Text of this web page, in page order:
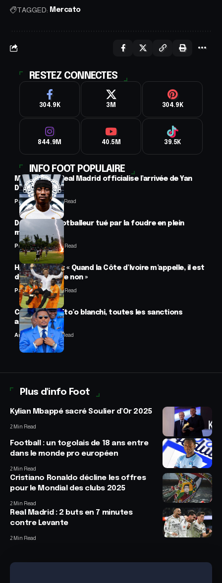
TAGGED: Mercato
RESTEZ CONNECTES
304.9K 3M 304.9K
844.9M 40.5M 39.5K
INFO FOOT POPULAIRE
Mercato : Le Real Madrid officialise l’arrivée de Yan
Diomandé
Panafrofoot1 Min Read
Drame : un footballeur tué par la foudre en plein
match
Panafrofoot2 Min Read
Hervé Renard : « Quand la Côte d’Ivoire m’appelle, il est
difficile de dire non »
Panafrofoot2 Min Read
CAF : Samuel Eto’o blanchi, toutes les sanctions
annulées
Anselme AVI2 Min Read
Plus d'info Foot
Kylian Mbappé sacré Soulier d’Or 2025
2 Min Read
Football : un togolais de 18 ans entre
dans le monde pro européen
2 Min Read
Cristiano Ronaldo décline les offres
pour le Mondial des clubs 2025
2 Min Read
Real Madrid : 2 buts en 7 minutes
contre Levante
2 Min Read